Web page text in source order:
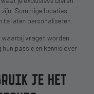
Sommige locaties
te laten personaliseren.
waarbij vragen worden
passie en kennis over
JE HET